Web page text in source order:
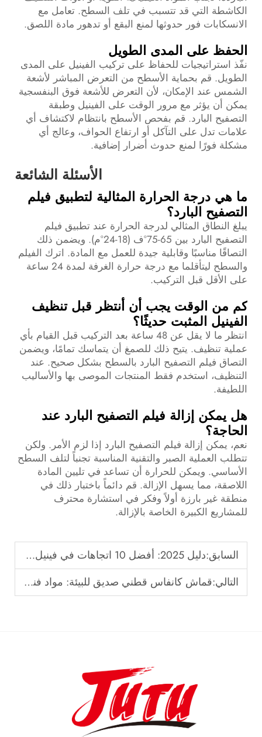
الكاشطة التي قد تتسبب في تلف السطح. تعامل مع
الانسكابات فور حدوثها لمنع البقع أو تدهور مادة اللصق.
الحفظ على المدى الطويل
نفّذ استراتيجيات للحفاظ على تركيب الفينيل على المدى
الطويل. قم بحماية الأسطح من التعرض المباشر لأشعة
الشمس عند الإمكان، لأن التعرض للأشعة فوق البنفسجية
يمكن أن يؤثر مع مرور الوقت على الفينيل وطبقة
التصفيح البارد. قم بفحص الأسطح بانتظام لاكتشاف أي
علامات تدل على التآكل أو ارتفاع الحواف، وعالج أي
مشكلة فورًا لمنع حدوث أضرار إضافية.
الأسئلة الشائعة
ما هي درجة الحرارة المثالية لتطبيق فيلم
التصفيح البارد؟
يبلغ النطاق المثالي لدرجة الحرارة عند تطبيق فيلم
التصفيح البارد بين 65-75°ف (18-24°م). ويضمن ذلك
التصاقًا مناسبًا وقابلية جيدة للعمل مع المادة. اترك الفيلم
والسطح ليتأقلما مع درجة حرارة الغرفة لمدة 24 ساعة
على الأقل قبل التركيب.
كم من الوقت يجب أن أنتظر قبل تنظيف
الفينيل المثبت حديثًا؟
انتظر ما لا يقل عن 48 ساعة بعد التركيب قبل القيام بأي
عملية تنظيف. يتيح ذلك للصمغ أن يتماسك تمامًا، ويضمن
التصاق فيلم التصفيح البارد بالسطح بشكل صحيح. عند
التنظيف، استخدم فقط المنتجات الموصى بها والأساليب
اللطيفة.
هل يمكن إزالة فيلم التصفيح البارد عند
الحاجة؟
نعم، يمكن إزالة فيلم التصفيح البارد إذا لزم الأمر. ولكن
تتطلب العملية الصبر والتقنية المناسبة تجنباً لتلف السطح
الأساسي. ويمكن للحرارة أن تساعد في تليين المادة
اللاصقة، مما يسهل الإزالة. قم دائماً باختبار ذلك في
منطقة غير بارزة أولاً وفكر في استشارة محترف
للمشاريع الكبيرة الخاصة بالإزالة.
السابق:دليل 2025: أفضل 10 اتجاهات في فينيل الزينة لمنزلك
التالي:قماش كانفاس قطني صديق للبيئة: مواد فنية مستدامة